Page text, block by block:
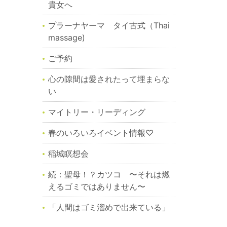
貴女へ
プラーナヤーマ タイ古式（Thai
massage)
ご予約
心の隙間は愛されたって埋まらな
い
マイトリー・リーディング
春のいろいろイベント情報♡
稲城瞑想会
続：聖母！？カツコ 〜それは燃
えるゴミではありません〜
「人間はゴミ溜めで出来ている」